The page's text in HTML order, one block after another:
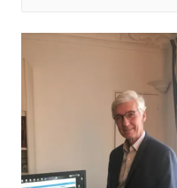
c
h
r
c
h